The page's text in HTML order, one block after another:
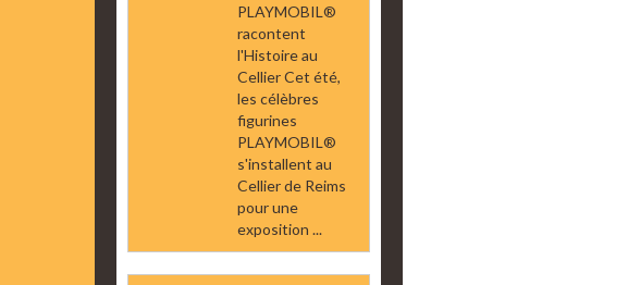
PLAYMOBIL®
racontent
l'Histoire au
Cellier Cet été,
les célèbres
figurines
PLAYMOBIL®
s'installent au
Cellier de Reims
pour une
exposition ...